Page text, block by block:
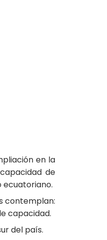
en la
de
ecuatoriano.
contemplan:
capacidad.
del país.